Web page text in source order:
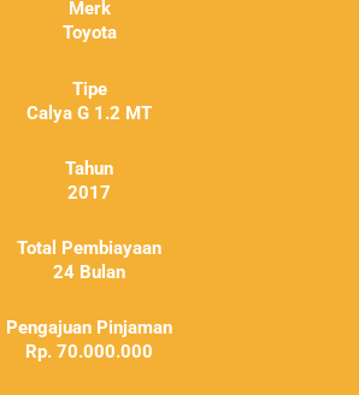
Merk
Toyota
Tipe
Calya G 1.2 MT
Tahun
2017
Total Pembiayaan
24 Bulan
Pengajuan Pinjaman
Rp. 70.000.000